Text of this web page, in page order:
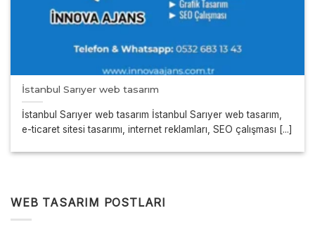
İstanbul Sarıyer web tasarım
İstanbul Sarıyer web tasarım İstanbul Sarıyer web tasarım,
e-ticaret sitesi tasarımı, internet reklamları, SEO çalışması [...]
WEB TASARIM POSTLARI